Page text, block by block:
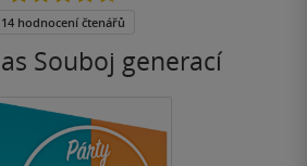
Souboj generací
5
14 hodnocení čtenářů